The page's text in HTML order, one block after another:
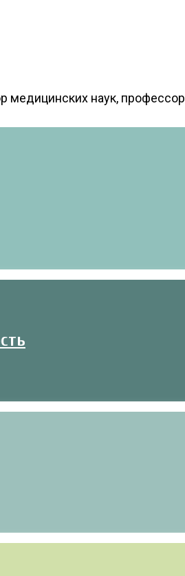
медицинских наук, профессор